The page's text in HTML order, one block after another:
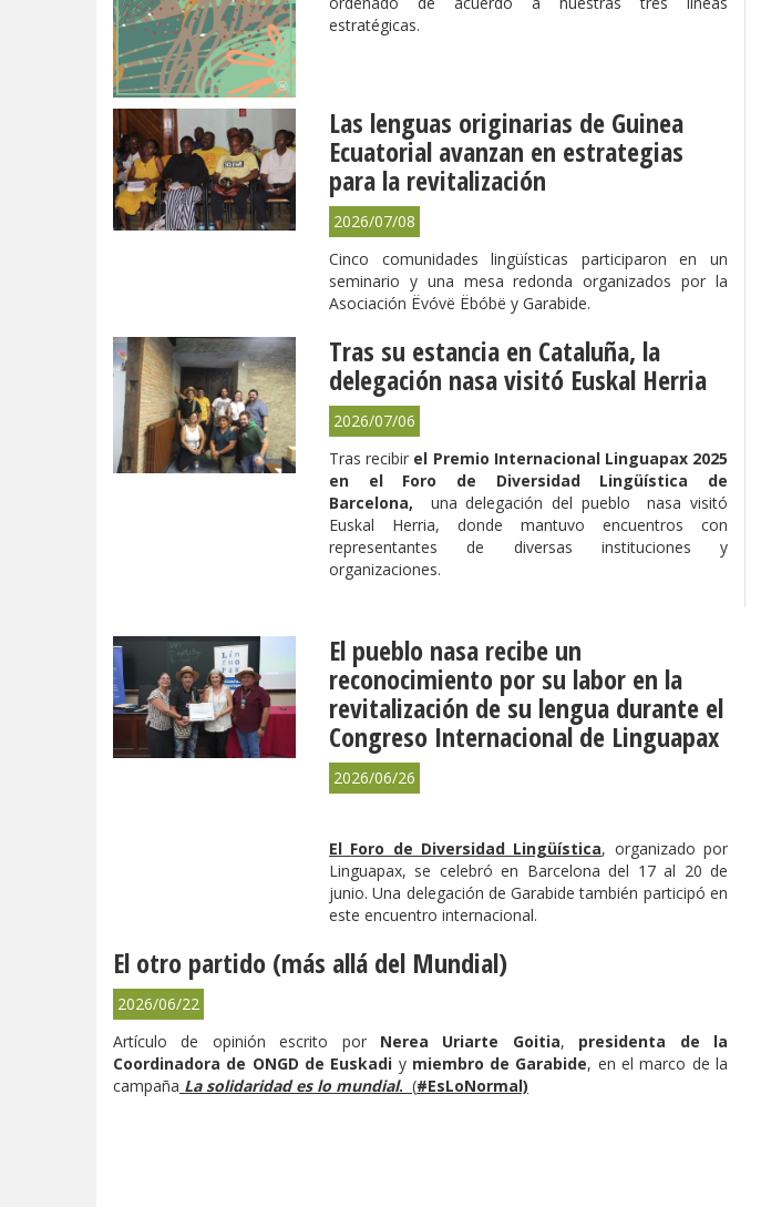
estratégicas.
Las lenguas originarias de Guinea
Ecuatorial avanzan en estrategias
para la revitalización
2026/07/08
Cinco comunidades lingüísticas participaron en un
seminario y una mesa redonda organizados por la
Asociación Ëvóvë Ëbóbë y Garabide.
Tras su estancia en Cataluña, la
delegación nasa visitó Euskal Herria
2026/07/06
Tras recibir el Premio Internacional Linguapax 2025
en el Foro de Diversidad Lingüística de
Barcelona, una delegación del pueblo nasa visitó
Euskal Herria, donde mantuvo encuentros con
representantes de diversas instituciones y
organizaciones.
El pueblo nasa recibe un
reconocimiento por su labor en la
revitalización de su lengua durante el
Congreso Internacional de Linguapax
2026/06/26
El Foro de Diversidad Lingüística, organizado por
Linguapax, se celebró en Barcelona del 17 al 20 de
junio. Una delegación de Garabide también participó en
este encuentro internacional.
El otro partido (más allá del Mundial)
2026/06/22
Artículo de opinión escrito por Nerea Uriarte Goitia, presidenta de la
Coordinadora de ONGD de Euskadi ymiembro de Garabide, en el marco de la
campaña La solidaridad es lo mundial. (#EsLoNormal)